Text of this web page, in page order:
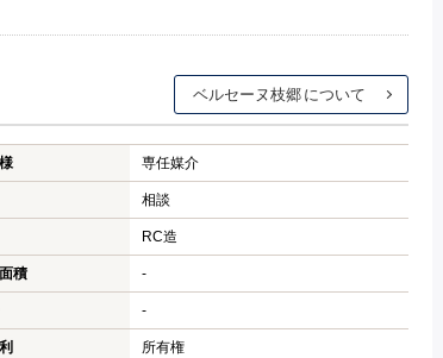
ベルセーヌ枝郷
専任媒介
相談
RC造
積 -
-
所有権